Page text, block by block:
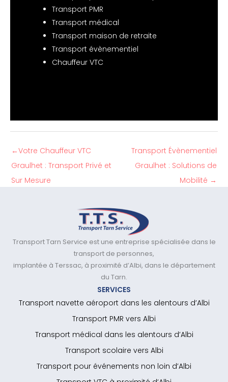
Transport PMR
Transport médical
Transport maison de retraite
Transport évènementiel
Chauffeur VTC
←Votre Chauffeur VTC
Graulhet : Transport Privé et
Sur Mesure
Transport Évènementiel
Graulhet : Solutions de
Mobilité →
Transport Tarn Service est une entreprise spécialisée dans le
transport de personnes,
implantée à Terssac, à proximité d’Albi, dans le département
du Tarn.
SERVICES
Transport navette aéroport dans les alentours d’Albi
Transport PMR vers Albi
Transport médical dans les alentours d’Albi
Transport scolaire vers Albi
Transport pour événements non loin d’Albi